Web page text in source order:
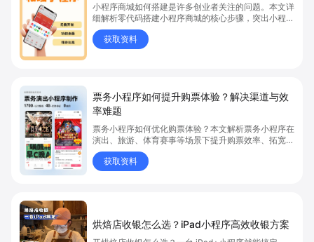
小程序商城如何搭建是许多创业者关注的问题。本文详
细解析零代码搭建小程序商城的核心步骤，突出小程序
商城、商城搭建与零代码开店优势，帮助你轻松实现商
品上架、全渠道销售及高效会员运营，快速开启线上卖
货新模式。点击获取详细操作指南！
获取资料
票务小程序如何提升购票体验？解决渠道与效
率难题
票务小程序如何优化购票体验？本文解析票务小程序在
演出、旅游、体育赛事等场景下提升购票效率、拓宽销
售渠道、实现会员精准营销的具体方式。关键词包括
“票务小程序”、“购票体验”、“购票效率”。
获取资料
烘焙店收银怎么选？iPad小程序高效收银方案